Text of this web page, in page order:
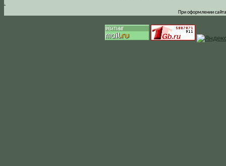
.
При оформлении